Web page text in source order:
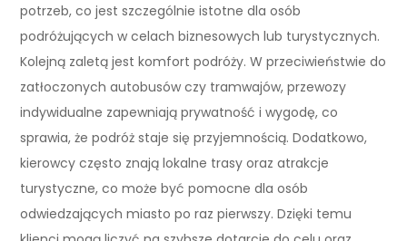
potrzeb, co jest szczególnie istotne dla osób
podróżujących w celach biznesowych lub turystycznych.
Kolejną zaletą jest komfort podróży. W przeciwieństwie do
zatłoczonych autobusów czy tramwajów, przewozy
indywidualne zapewniają prywatność i wygodę, co
sprawia, że podróż staje się przyjemnością. Dodatkowo,
kierowcy często znają lokalne trasy oraz atrakcje
turystyczne, co może być pomocne dla osób
odwiedzających miasto po raz pierwszy. Dzięki temu